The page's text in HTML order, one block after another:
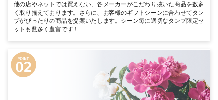
他の店やネットでは買えない、各メーカーがこだわり抜いた商品を数多
く取り揃えております。さらに、お客様のギフトシーンに合わせてタン
プがぴったりの商品を提案いたします。シーン毎に適切なタンプ限定セ
ットも数多く豊富です！